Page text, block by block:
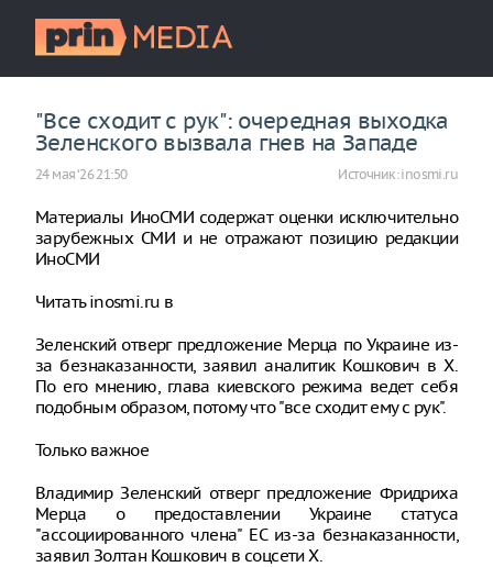
"Все сходит с рук": очередная выходка
Зеленского вызвала гнев на Западе
24 мая ‘26 21:50 Источник:inosmi.ru
Материалы ИноСМИ содержат оценки исключительно
зарубежных СМИ и не отражают позицию редакции
ИноСМИ
Читать inosmi.ru в
Зеленский отверг предложение Мерца по Украине из-
за безнаказанности, заявил аналитик Кошкович в Х.
По его мнению, глава киевского режима ведет себя
подобным образом, потому что "все сходит ему с рук".
Только важное
Владимир Зеленский отверг предложение Фридриха
Мерца о предоставлении Украине статуса
"ассоциированного члена" ЕС из-за безнаказанности,
заявил Золтан Кошкович в соцсети Х.